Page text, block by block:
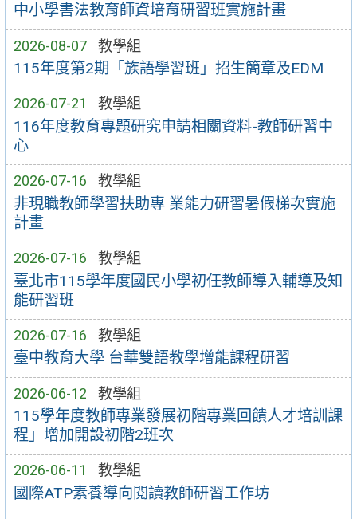
中小學書法教育師資培育研習班實施計畫
2026-08-07 教學組
115年度第2期「族語學習班」招生簡章及EDM
2026-07-21 教學組
116年度教育專題研究申請相關資料-教師研習中
心
2026-07-16 教學組
非現職教師學習扶助專 業能力研習暑假梯次實施
計畫
2026-07-16 教學組
臺北市115學年度國民小學初任教師導入輔導及知
能研習班
2026-07-16 教學組
臺中教育大學 台華雙語教學增能課程研習
2026-06-12 教學組
115學年度教師專業發展初階專業回饋人才培訓課
程」增加開設初階2班次
2026-06-11 教學組
國際ATP素養導向閱讀教師研習工作坊